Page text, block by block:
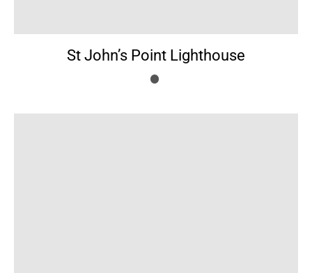
St John’s Point Lighthouse